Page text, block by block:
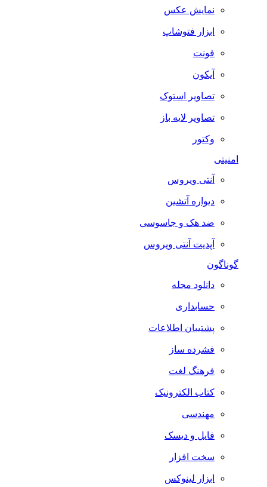
نمایش عکس
ابزار فتوشاپ
فونت
آیکون
تصاویر استوک
تصاویر لایه باز
وکتور
امنیتی
آنتی ویروس
دیواره آتشین
ضد هک و جاسوسی
آپدیت آنتی ویروس
گوناگون
دانلود مجله
حسابداری
پشتیبان اطلاعات
فشرده ساز
فرهنگ لغت
کتاب الکترونیک
مهندسی
فایل و دیسک
سخت افزار
ابزار لینوکس